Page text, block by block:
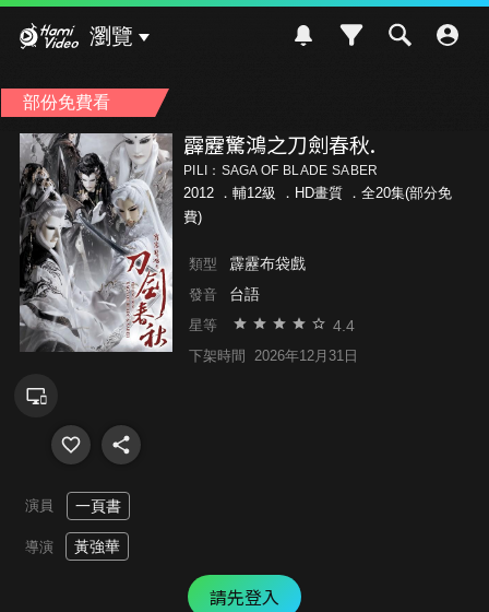
瀏覽
部份免費看
霹靂驚鴻之刀劍春秋.
PILI：SAGA OF BLADE SABER
2012 ． 輔12級
．HD畫質 ．全20集(部分免
費)
類型 霹靂布袋戲
發音 台語
星等 4.4
下架時間 2026年12月31日
演員 一頁書
導演 黃強華
請先登入